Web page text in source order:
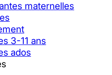
maternelles
3-11 ans
ados